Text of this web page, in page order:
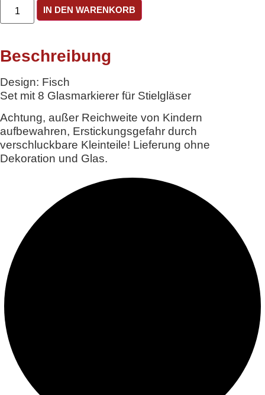
Glasmarkierer
Design
Fisch
IN DEN WARENKORB
Beschreibung
Design: Fisch
Set mit 8 Glasmarkierer für Stielgläser
Achtung, außer Reichweite von Kindern
aufbewahren, Erstickungsgefahr durch
verschluckbare Kleinteile! Lieferung ohne
Dekoration und Glas.